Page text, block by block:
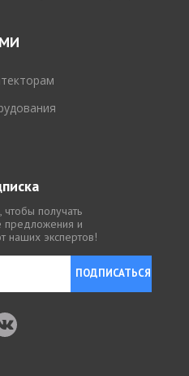
получать
предложения и
наших экспертов!
ПОДПИСАТЬСЯ